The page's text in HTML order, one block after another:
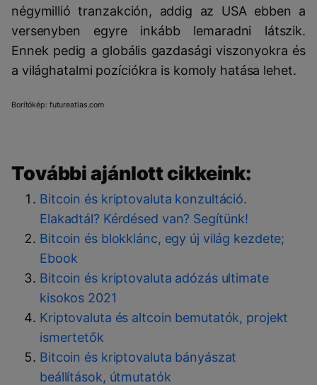
négymillió tranzakción, addig az USA ebben a
versenyben egyre inkább lemaradni látszik.
Ennek pedig a globális gazdasági viszonyokra és
a világhatalmi pozíciókra is komoly hatása lehet.
Borítókép: futureatlas.com
További ajánlott cikkeink:
Bitcoin és kriptovaluta konzultáció.
Elakadtál? Kérdésed van? Segítünk!
Bitcoin és blokklánc, egy új világ kezdete;
Ebook
Bitcoin és kriptovaluta adózás ultimate
kisokos 2021
Kriptovaluta és altcoin bemutatók, projekt
ismertetők
Bitcoin és kriptovaluta bányászat
beállítások, útmutatók